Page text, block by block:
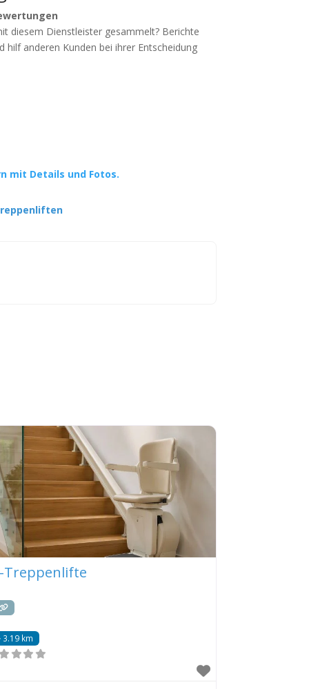
diesem Dienstleister gesammelt? Berichte
hilf anderen Kunden bei ihrer Entscheidung
mit Details und Fotos.
Treppenlifte
3.19 km